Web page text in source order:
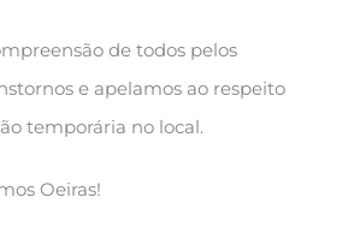
de todos pelos
e apelamos ao respeito
temporária no local.
Oeiras!